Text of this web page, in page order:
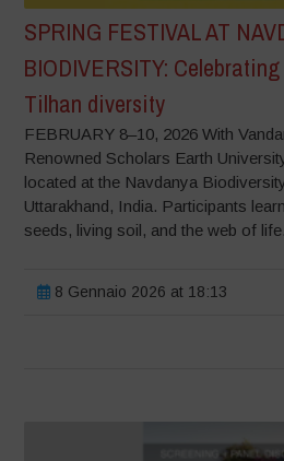
SPRING FESTIVAL AT
BIODIVERSITY:
Tilhan diversity
FEBRUARY 8–10, 2026 With
Renowned Scholars Earth
located at the Navdanya
Uttarakhand, India. Participants
seeds, living soil, and the web of
8 Gennaio 2026 at 18:13